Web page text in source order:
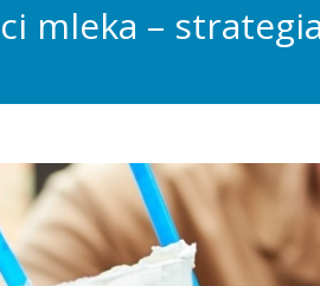
mleka –